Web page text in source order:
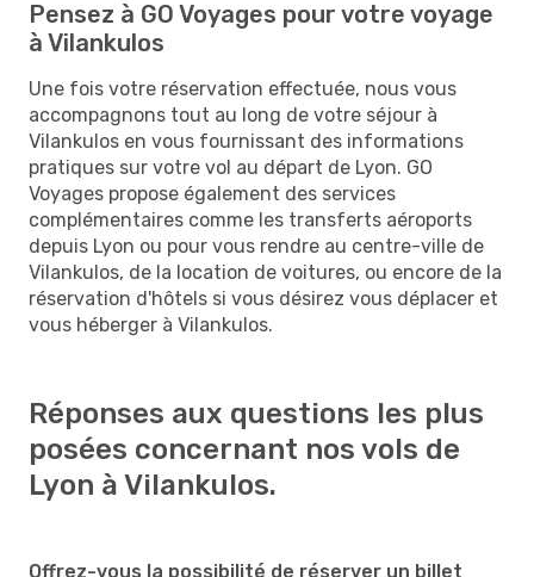
Pensez à GO Voyages pour votre voyage
à Vilankulos
Une fois votre réservation effectuée, nous vous
accompagnons tout au long de votre séjour à
Vilankulos en vous fournissant des informations
pratiques sur votre vol au départ de Lyon. GO
Voyages propose également des services
complémentaires comme les transferts aéroports
depuis Lyon ou pour vous rendre au centre-ville de
Vilankulos, de la location de voitures, ou encore de la
réservation d'hôtels si vous désirez vous déplacer et
vous héberger à Vilankulos.
Réponses aux questions les plus
posées concernant nos vols de
Lyon à Vilankulos.
Offrez-vous la possibilité de réserver un billet